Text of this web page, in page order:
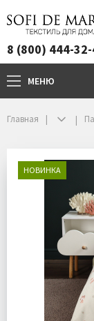
8 (800) 444-32-
МЕНЮ
Главная
НОВИНКА